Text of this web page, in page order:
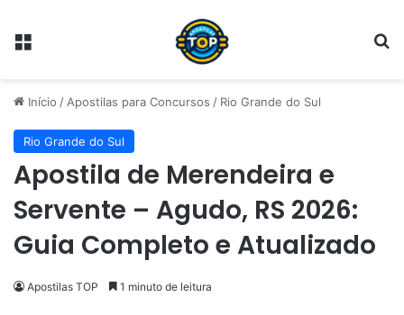
Menu
Início / Apostilas para Concursos / Rio Grande do Sul
Rio Grande do Sul
Apostila de Merendeira e
Servente – Agudo, RS 2026:
Guia Completo e Atualizado
Apostilas TOP 1 minuto de leitura